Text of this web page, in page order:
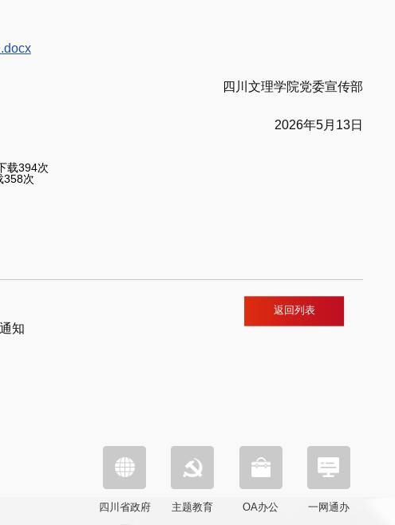
四川文理学院党委宣传部
2026年5月13日
载394次
358次
知
返回列表
四川省政府
主题教育 OA办公 一网通办